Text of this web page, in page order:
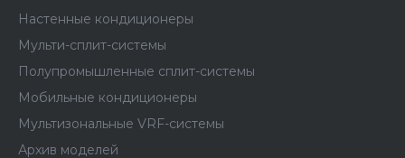
Настенные кондиционеры
Мульти-сплит-системы
Полупромышленные сплит-системы
Мобильные кондиционеры
Мультизональные VRF-системы
Архив моделей